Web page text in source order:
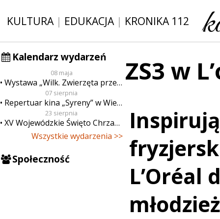
KULTURA| EDUKACJA| KRONIKA 112
Kalendarz wydarzeń
08 maja
Wystawa „Wilk. Zwierzęta przeklęte”
07 sierpnia
Repertuar kina „Syreny” w Wieluniu w dn. od 7 do 13 sierpnia
23 sierpnia
XV Wojewódzkie Święto Chrzanu
Wszystkie wydarzenia >>
Społeczność
ZS3 w
L’Oréal